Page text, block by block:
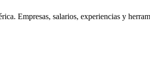
Empresas, salarios, experiencias y